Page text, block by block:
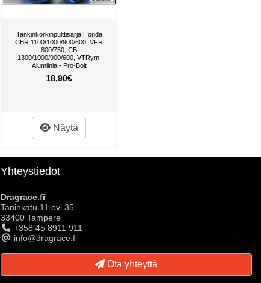
Tankinkorkinpulttisarja Honda
CBR 1100/1000/900/600, VFR
800/750, CB
1300/1000/900/600, VTRym.
Alumiinia - Pro-Bolt
18,90€
Näytä
Yhteystiedot
Dragrace.fi
Taninkatu 11 ovi 35
33400 Tampere
+358 45 8911 911
info@dragrace.fi
Ota yhteyttä